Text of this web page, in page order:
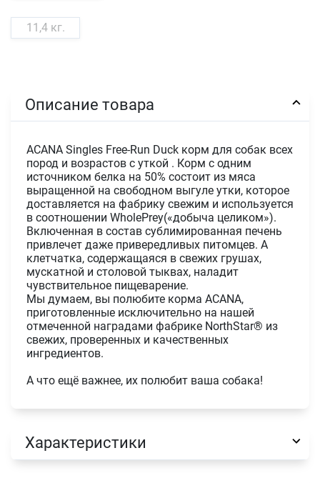
11,4 кг.
Описание товара
ACANA Singles Free-Run Duck корм для собак всех
пород и возрастов с уткой . Корм с одним
источником белка на 50% состоит из мяса
выращенной на свободном выгуле утки, которое
доставляется на фабрику свежим и используется
в соотношении WholePrey(«добыча целиком»).
Включенная в состав сублимированная печень
привлечет даже привередливых питомцев. А
клетчатка, содержащаяся в свежих грушах,
мускатной и столовой тыквах, наладит
чувствительное пищеварение.
Мы думаем, вы полюбите корма ACANA,
приготовленные исключительно на нашей
отмеченной наградами фабрике NorthStar® из
свежих, проверенных и качественных
ингредиентов.
А что ещё важнее, их полюбит ваша собака!
Характеристики